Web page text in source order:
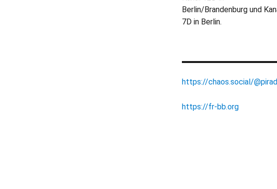
Berlin/Brandenburg und
7D in Berlin.
https://chaos.social/
https://fr-bb.org